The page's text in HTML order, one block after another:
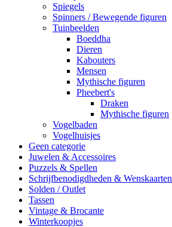
Spiegels
Spinners / Bewegende figuren
Tuinbeelden
Boeddha
Dieren
Kabouters
Mensen
Mythische figuren
Pheebert's
Draken
Mythische figuren
Vogelbaden
Vogelhuisjes
Geen categorie
Juwelen & Accessoires
Puzzels & Spellen
Schrijfbenodigdheden & Wenskaarten
Solden / Outlet
Tassen
Vintage & Brocante
Winterkoopjes